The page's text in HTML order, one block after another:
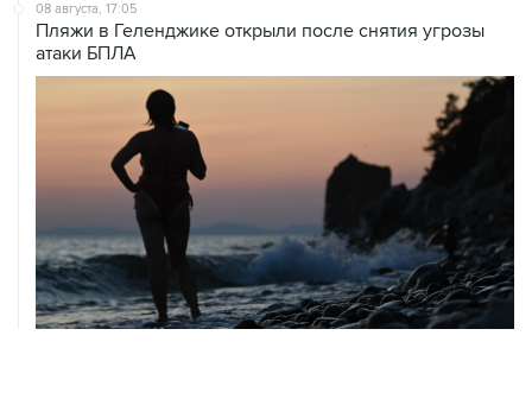
08 августа, 17:05
Пляжи в Геленджике открыли после снятия угрозы
атаки БПЛА